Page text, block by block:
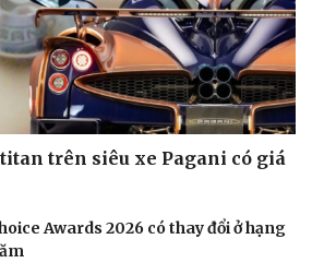
trên siêu xe Pagani có giá
Awards 2026 có thay đổi ở hạng